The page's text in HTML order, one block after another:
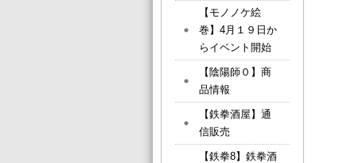
【モノノケ絵
巻】4月１９日か
らイベント開始
【陰陽師０】商
品情報
【鉄拳酒屋】通
信販売
【鉄拳8】鉄拳酒